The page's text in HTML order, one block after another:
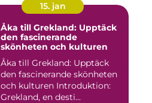
15. jan
Åka till Grekland: Upptäck
den fascinerande
skönheten och kulturen
Åka till Grekland: Upptäck
den fascinerande skönheten
och kulturen Introduktion:
Grekland, en desti...